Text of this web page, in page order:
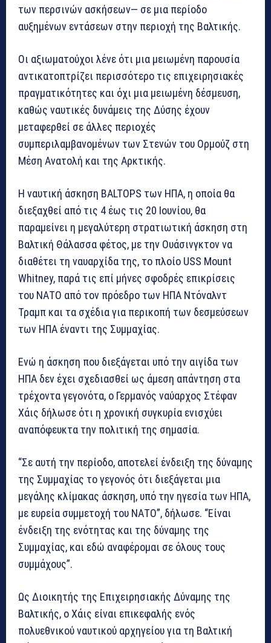
των περσινών ασκήσεων— σε μια περίοδο
αυξημένων εντάσεων στην περιοχή της Βαλτικής.
Οι αξιωματούχοι λένε ότι μια μειωμένη παρουσία
αντικατοπτρίζει περισσότερο τις επιχειρησιακές
πραγματικότητες και όχι μια μειωμένη δέσμευση,
καθώς ναυτικές δυνάμεις της Δύσης έχουν
μεταφερθεί σε άλλες περιοχές
συμπεριλαμβανομένων των Στενών του Ορμούζ στη
Μέση Ανατολή και της Αρκτικής.
Η ναυτική άσκηση BALTOPS των ΗΠΑ, η οποία θα
διεξαχθεί από τις 4 έως τις 20 Ιουνίου, θα
παραμείνει η μεγαλύτερη στρατιωτική άσκηση στη
Βαλτική Θάλασσα φέτος, με την Ουάσινγκτον να
διαθέτει τη ναυαρχίδα της, το πλοίο USS Mount
Whitney, παρά τις επί μήνες σφοδρές επικρίσεις
του ΝΑΤΟ από τον πρόεδρο των ΗΠΑ Ντόναλντ
Τραμπ και τα σχέδια για περικοπή των δεσμεύσεων
των ΗΠΑ έναντι της Συμμαχίας.
Ενώ η άσκηση που διεξάγεται υπό την αιγίδα των
ΗΠΑ δεν έχει σχεδιασθεί ως άμεση απάντηση στα
τρέχοντα γεγονότα, ο Γερμανός ναύαρχος Στέφαν
Χάις δήλωσε ότι η χρονική συγκυρία ενισχύει
αναπόφευκτα την πολιτική της σημασία.
“Σε αυτή την περίοδο, αποτελεί ένδειξη της δύναμης
της Συμμαχίας το γεγονός ότι διεξάγεται μια
μεγάλης κλίμακας άσκηση, υπό την ηγεσία των ΗΠΑ,
με ευρεία συμμετοχή του ΝΑΤΟ”, δήλωσε. “Είναι
ένδειξη της ενότητας και της δύναμης της
Συμμαχίας, και εδώ αναφέρομαι σε όλους τους
συμμάχους”.
Ως Διοικητής της Επιχειρησιακής Δύναμης της
Βαλτικής, ο Χάις είναι επικεφαλής ενός
πολυεθνικού ναυτικού αρχηγείου για τη Βαλτική